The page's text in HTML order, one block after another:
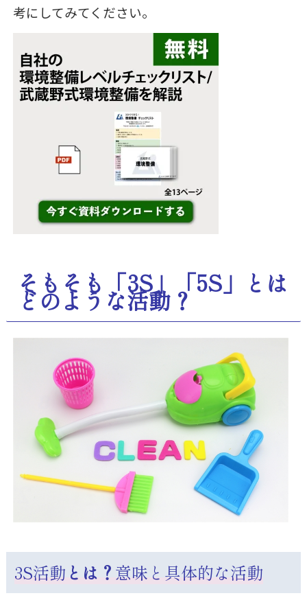
考にしてみてください。
そもそも「3S」「5S」とは
どのような活動？
3S活動 とは？ 意味と具体的な活動